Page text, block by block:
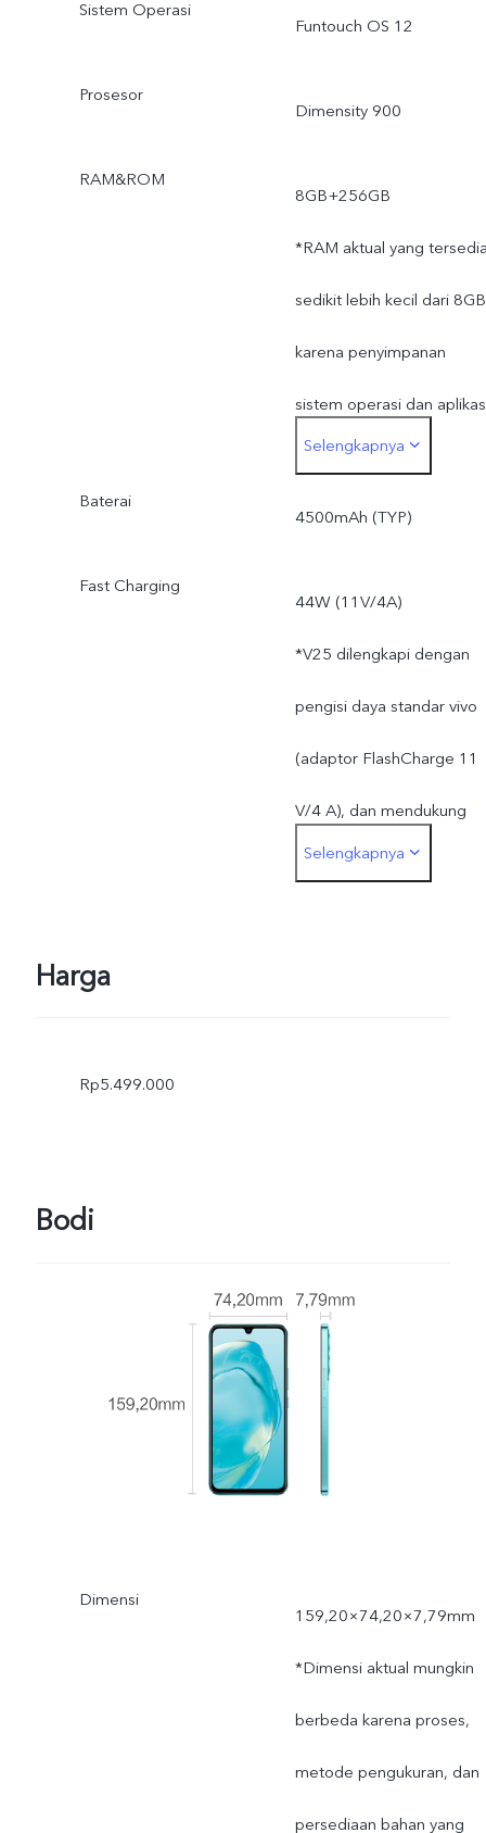
Sistem Operasi
Funtouch OS 12
Prosesor
Dimensity 900
RAM&ROM
8GB+256GB
*RAM aktual yang
sedikit lebih kecil dari 8GB
karena penyimpanan
sistem operasi dan
bawaan.
*ROM aktual yang
256GB karena
penyimpanan sistem
operasi dan aplikasi
bawaan.
Selengkapnya
Baterai
4500mAh (TYP)
Fast Charging
44W (11V/4A)
*V25 dilengkapi dengan
pengisi daya standar vivo
(adaptor FlashCharge 11
V/4 A), dan mendukung
hingga 44W. Daya
Selengkapnya
Harga
Rp5.499.000
Bodi
Dimensi
159,20×74,20×7,79mm
*Dimensi aktual mungkin
berbeda karena proses,
metode pengukuran, dan
persediaan bahan yang